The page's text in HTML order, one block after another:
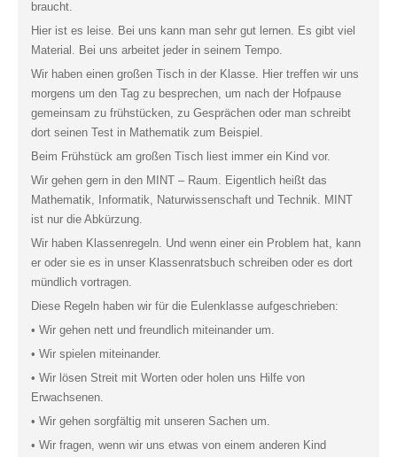
braucht.
Hier ist es leise. Bei uns kann man sehr gut lernen. Es gibt viel
Material. Bei uns arbeitet jeder in seinem Tempo.
Wir haben einen großen Tisch in der Klasse. Hier treffen wir uns
morgens um den Tag zu besprechen, um nach der Hofpause
gemeinsam zu frühstücken, zu Gesprächen oder man schreibt
dort seinen Test in Mathematik zum Beispiel.
Beim Frühstück am großen Tisch liest immer ein Kind vor.
Wir gehen gern in den MINT – Raum. Eigentlich heißt das
Mathematik, Informatik, Naturwissenschaft und Technik. MINT
ist nur die Abkürzung.
Wir haben Klassenregeln. Und wenn einer ein Problem hat, kann
er oder sie es in unser Klassenratsbuch schreiben oder es dort
mündlich vortragen.
Diese Regeln haben wir für die Eulenklasse aufgeschrieben:
• Wir gehen nett und freundlich miteinander um.
• Wir spielen miteinander.
• Wir lösen Streit mit Worten oder holen uns Hilfe von
Erwachsenen.
• Wir gehen sorgfältig mit unseren Sachen um.
• Wir fragen, wenn wir uns etwas von einem anderen Kind